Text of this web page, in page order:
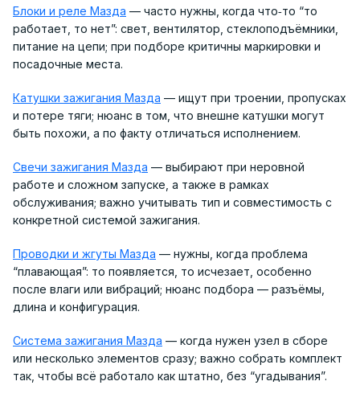
Блоки и реле Мазда — часто нужны, когда что‑то “то
работает, то нет”: свет, вентилятор, стеклоподъёмники,
питание на цепи; при подборе критичны маркировки и
посадочные места.
Катушки зажигания Мазда — ищут при троении, пропусках
и потере тяги; нюанс в том, что внешне катушки могут
быть похожи, а по факту отличаться исполнением.
Свечи зажигания Мазда — выбирают при неровной
работе и сложном запуске, а также в рамках
обслуживания; важно учитывать тип и совместимость с
конкретной системой зажигания.
Проводки и жгуты Мазда — нужны, когда проблема
“плавающая”: то появляется, то исчезает, особенно
после влаги или вибраций; нюанс подбора — разъёмы,
длина и конфигурация.
Система зажигания Мазда — когда нужен узел в сборе
или несколько элементов сразу; важно собрать комплект
так, чтобы всё работало как штатно, без “угадывания”.